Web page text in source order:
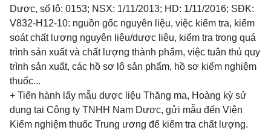
Dược, số lô: 0153; NSX: 1/11/2013; HD: 1/11/2016; SĐK:
V832-H12-10: nguồn gốc nguyên liệu, việc kiểm tra, kiểm
soát chất lượng nguyên liệu/dược liệu, kiểm tra trong quá
trình sản xuất và chất lượng thành phẩm, việc tuân thủ quy
trình sản xuất, các hồ sơ lô sản phẩm, hồ sơ kiểm nghiệm
thuốc...
+ Tiến hành lấy mẫu dược liệu Thăng ma, Hoàng kỳ sử
dụng tại Công ty TNHH Nam Dược, gửi mẫu đến Viện
Kiểm nghiệm thuốc Trung ương để kiểm tra chất lượng.